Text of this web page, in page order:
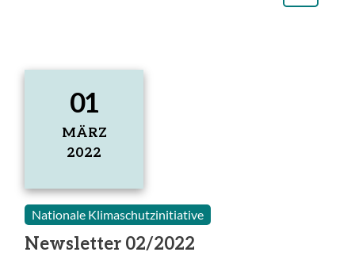
01
MÄRZ
2022
März
2022
Nationale Klimaschutzinitiative
Newsletter 02/2022